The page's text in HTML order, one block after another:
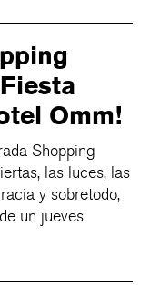
Omm!
Shopping
las luces, las
y sobretodo,
un jueves